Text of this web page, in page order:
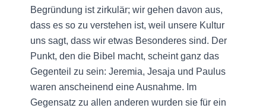
Begründung ist zirkulär; wir gehen davon aus,
dass es so zu verstehen ist, weil unsere Kultur
uns sagt, dass wir etwas Besonderes sind. Der
Punkt, den die Bibel macht, scheint ganz das
Gegenteil zu sein: Jeremia, Jesaja und Paulus
waren anscheinend eine Ausnahme. Im
Gegensatz zu allen anderen wurden sie für ein